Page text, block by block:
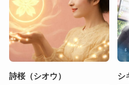
詩桜（シオウ） シ